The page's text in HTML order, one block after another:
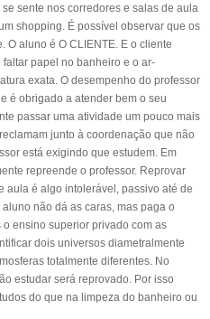
sente nos corredores e salas de aula
shopping. É possível observar que os
O aluno é O CLIENTE. E o cliente
papel no banheiro e o ar-
exata. O desempenho do professor
é obrigado a atender bem o seu
passar uma atividade um pouco mais
junto à coordenação que não
está exigindo que estudem. Em
repreende o professor. Reprovar
aula é algo intolerável, passivo até de
não dá as caras, mas paga o
ensino superior privado com as
dois universos diametralmente
totalmente diferentes. No
estudar será reprovado. Por isso
do que na limpeza do banheiro ou